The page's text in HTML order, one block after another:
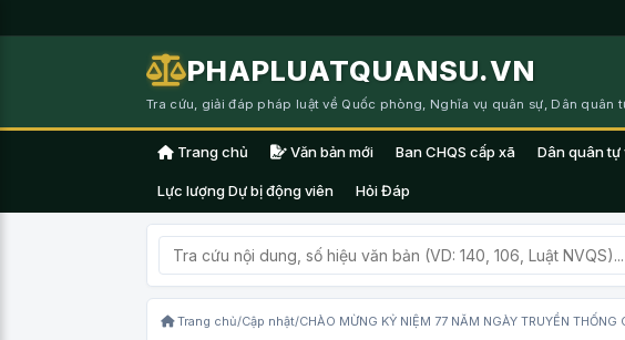
PHAPLUATQUANSU.VN
Tra cứu, giải đáp pháp luật về Quốc phòng, Nghĩa vụ quân sự, Dân quân
Trang chủ Văn bản mới Ban CHQS cấp xã Dân quân tự
Lực lượng Dự bị động viên Hỏi Đáp
Trang chủ/Cập nhật/CHÀO MỪNG KỶ NIỆM 77 NĂM NGÀY TRUYỀN